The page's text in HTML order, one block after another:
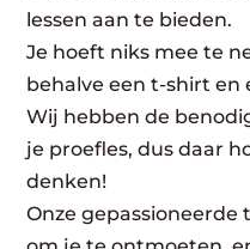
lessen aan te bieden.
Je hoeft niks mee te
behalve een t-shirt en
Wij hebben de
je proefles, dus daar
denken!
Onze